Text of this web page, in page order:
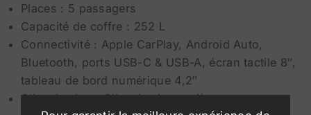
Places : 5 passagers
Capacité de coffre : 252 L
Connectivité : Apple CarPlay, Android Auto,
Bluetooth, ports USB-C & USB-A, écran tactile 8″,
tableau de bord numérique 4,2″
Climatisation : Climatisation entièrement